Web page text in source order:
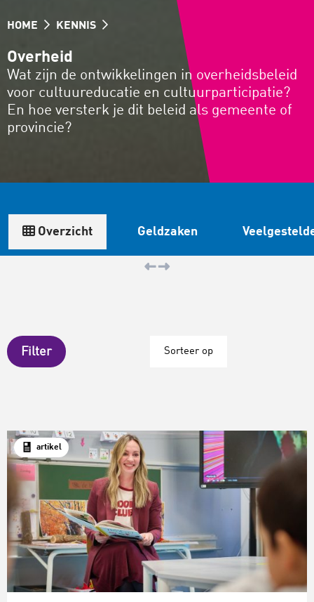
HOME KENNIS
Overheid
Wat zijn de ontwikkelingen in overheidsbeleid
voor cultuureducatie en cultuurparticipatie?
En hoe versterk je dit beleid als gemeente of
provincie?
Overzicht Geldzaken
Filter Sorteer op
artikel